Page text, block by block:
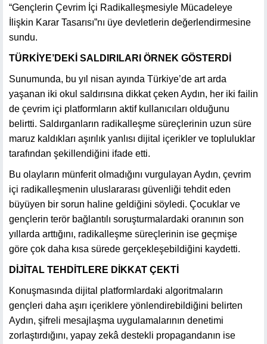
“Gençlerin Çevrim İçi Radikalleşmesiyle Mücadeleye
İlişkin Karar Tasarısı”nı üye devletlerin değerlendirmesine
sundu.
TÜRKİYE’DEKİ SALDIRILARI ÖRNEK GÖSTERDİ
Sunumunda, bu yıl nisan ayında Türkiye’de art arda
yaşanan iki okul saldırısına dikkat çeken Aydın, her iki failin
de çevrim içi platformların aktif kullanıcıları olduğunu
belirtti. Saldırganların radikalleşme süreçlerinin uzun süre
maruz kaldıkları aşırılık yanlısı dijital içerikler ve topluluklar
tarafından şekillendiğini ifade etti.
Bu olayların münferit olmadığını vurgulayan Aydın, çevrim
içi radikalleşmenin uluslararası güvenliği tehdit eden
büyüyen bir sorun haline geldiğini söyledi. Çocuklar ve
gençlerin terör bağlantılı soruşturmalardaki oranının son
yıllarda arttığını, radikalleşme süreçlerinin ise geçmişe
göre çok daha kısa sürede gerçekleşebildiğini kaydetti.
DİJİTAL TEHDİTLERE DİKKAT ÇEKTİ
Konuşmasında dijital platformlardaki algoritmaların
gençleri daha aşırı içeriklere yönlendirebildiğini belirten
Aydın, şifreli mesajlaşma uygulamalarının denetimi
zorlaştırdığını, yapay zekâ destekli propagandanın ise